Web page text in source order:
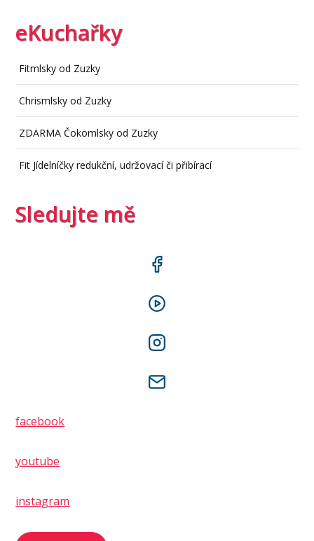
eKuchařky
Fitmlsky od Zuzky
Chrismlsky od Zuzky
ZDARMA Čokomlsky od Zuzky
Fit Jídelníčky redukční, udržovací či přibírací
Sledujte mě
facebook
youtube
instagram